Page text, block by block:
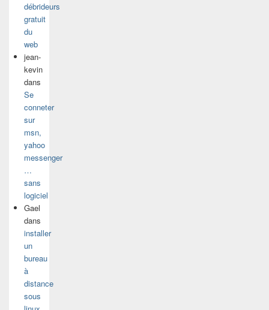
débrideurs
gratuit
du
web
jean-
kevin
dans
Se
conneter
sur
msn,
yahoo
messenger
…
sans
logiciel
Gael
dans
installer
un
bureau
à
distance
sous